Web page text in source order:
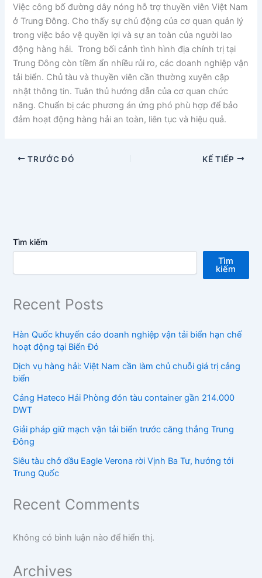
Việc công bố đường dây nóng hỗ trợ thuyền viên Việt Nam
ở Trung Đông. Cho thấy sự chủ động của cơ quan quản lý
trong việc bảo vệ quyền lợi và sự an toàn của người lao
động hàng hải. Trong bối cảnh tình hình địa chính trị tại
Trung Đông còn tiềm ẩn nhiều rủi ro, các doanh nghiệp vận
tải biển. Chủ tàu và thuyền viên cần thường xuyên cập
nhật thông tin. Tuân thủ hướng dẫn của cơ quan chức
năng. Chuẩn bị các phương án ứng phó phù hợp để bảo
đảm hoạt động hàng hải an toàn, liên tục và hiệu quả.
TRƯỚC ĐÓ KẾ TIẾP
Tìm kiếm
Tìm
kiếm
Recent Posts
Hàn Quốc khuyến cáo doanh nghiệp vận tải biển hạn chế
hoạt động tại Biển Đỏ
Dịch vụ hàng hải: Việt Nam cần làm chủ chuỗi giá trị cảng
biển
Cảng Hateco Hải Phòng đón tàu container gần 214.000
DWT
Giải pháp giữ mạch vận tải biển trước căng thẳng Trung
Đông
Siêu tàu chở dầu Eagle Verona rời Vịnh Ba Tư, hướng tới
Trung Quốc
Recent Comments
Không có bình luận nào để hiển thị.
Archives